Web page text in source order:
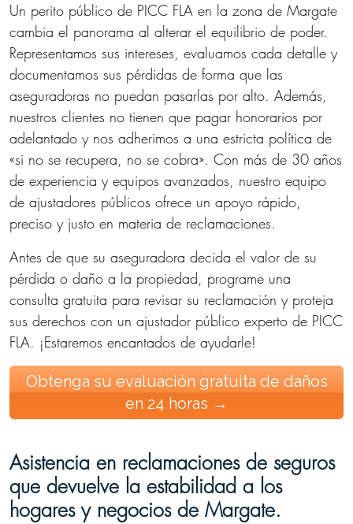
Un perito público de PICC FLA en la zona de Margate
cambia el panorama al alterar el equilibrio de poder.
Representamos sus intereses, evaluamos cada detalle y
documentamos sus pérdidas de forma que las
aseguradoras no puedan pasarlas por alto. Además,
nuestros clientes no tienen que pagar honorarios por
adelantado y nos adherimos a una estricta política de
«si no se recupera, no se cobra». Con más de 30 años
de experiencia y equipos avanzados, nuestro equipo
de ajustadores públicos ofrece un apoyo rápido,
preciso y justo en materia de reclamaciones.
Antes de que su aseguradora decida el valor de su
pérdida o daño a la propiedad, programe una
consulta gratuita para revisar su reclamación y proteja
sus derechos con un ajustador público experto de PICC
FLA. ¡Estaremos encantados de ayudarle!
Obtenga su evaluación gratuita de daños
en 24 horas →
Asistencia en reclamaciones de seguros
que devuelve la estabilidad a los
hogares y negocios de Margate.